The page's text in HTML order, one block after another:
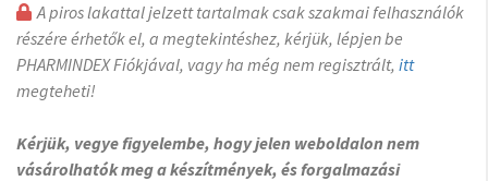
A piros lakattal jelzett tartalmak csak szakmai felhasználók
részére érhetők el, a megtekintéshez, kérjük, lépjen be
PHARMINDEX Fiókjával, vagy ha még nem regisztrált, itt
megteheti!
Kérjük, vegye figyelembe, hogy jelen weboldalon nem
vásárolhatók meg a készítmények, és forgalmazási